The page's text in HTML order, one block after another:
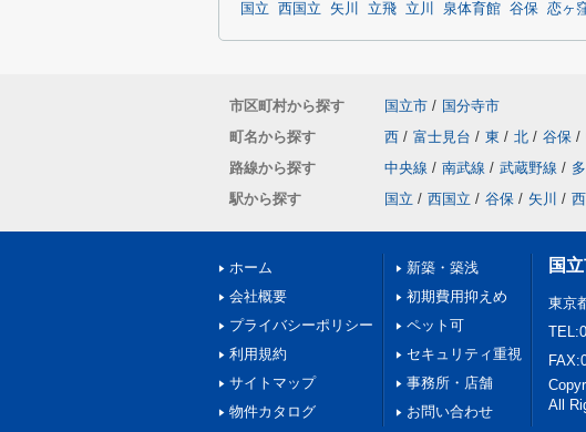
国立 西国立 矢川 立飛 立川 泉体育館 谷保 恋ヶ
市区町村から探す 国立市 / 国分寺市
町名から探す
西 / 富士見台 / 東 / 北 / 谷保 /
路線から探す
中央線 / 南武線 / 武蔵野線 /
駅から探す
国立 / 西国立 / 谷保 / 矢川 /
ホーム
会社概要
プライバシーポリシー
利用規約
サイトマップ
物件カタログ
新築・築浅
初期費用抑えめ
ペット可
セキュリティ重視
事務所・店舗
お問い合わせ
国
東京
All